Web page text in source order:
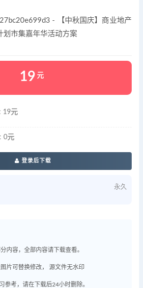
19 元
19元
0元
登录后下载
永久
内容，全部内容请下载查看。
片可替换修改， 源文件无水印
参考，请在下载后24小时删除。